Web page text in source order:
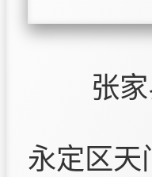
张
永定区天